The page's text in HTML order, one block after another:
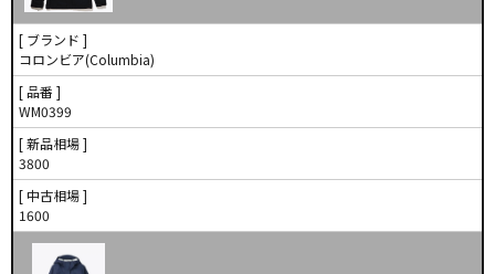
[ ブランド ]
コロンビア(Columbia)
[ 品番 ]
WM0399
[ 新品相場 ]
3800
[ 中古相場 ]
1600